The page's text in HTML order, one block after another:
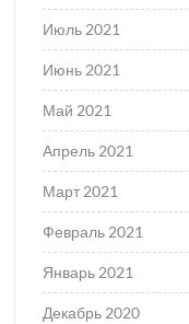
Июль 2021
Июнь 2021
Май 2021
Апрель 2021
Март 2021
Февраль 2021
Январь 2021
Декабрь 2020